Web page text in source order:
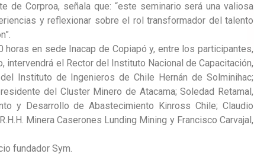
de Corproa, señala que: “este seminario será una valiosa
y reflexionar sobre el rol transformador del talento
horas en sede Inacap de Copiapó y, entre los participantes,
intervendrá el Rector del Instituto Nacional de Capacitación,
Instituto de Ingenieros de Chile Hernán de Solminihac;
del Cluster Minero de Atacama; Soledad Retamal,
y Desarrollo de Abastecimiento Kinross Chile; Claudio
Minera Caserones Lunding Mining y Francisco Carvajal,
fundador Sym.